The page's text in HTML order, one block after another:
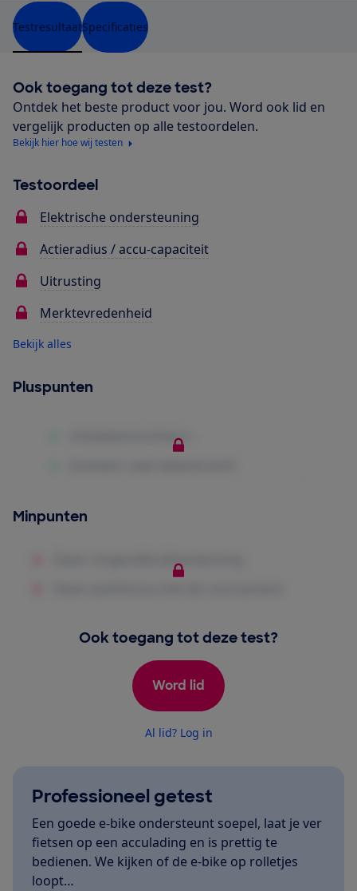
TestresultaatSpecificaties
Ook toegang tot deze test?
Ontdek het beste product voor jou. Word ook lid en
vergelijk producten op alle testoordelen.
Bekijk hier hoe wij testen
Testoordeel
Elektrische ondersteuning
Actieradius / accu-capaciteit
Uitrusting
Merktevredenheid
Bekijk alles
Pluspunten
Minpunten
Ook toegang tot deze test?
Word lid
Al lid? Log in
Professioneel getest
Een goede e-bike ondersteunt soepel, laat je ver
fietsen op een acculading en is prettig te
bedienen. We kijken of de e-bike op rolletjes
loopt…